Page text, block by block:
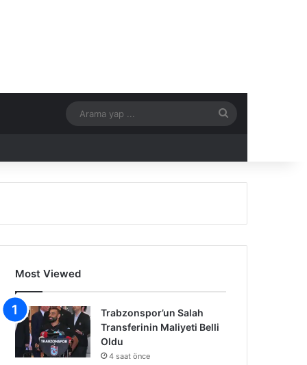
...
Most Viewed
Trabzonspor’un Salah
Transferinin Maliyeti Belli
Oldu
4 saat önce